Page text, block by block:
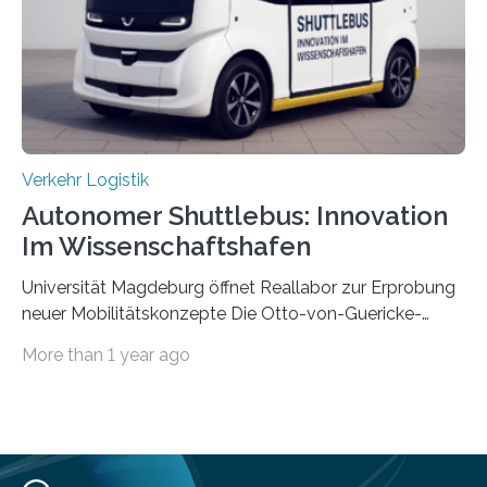
effizienter ist als die zentrale Steuerung. Dafür sucht
das IPH noch Unternehmen, die Interesse daran haben,
am realen Beispiel ihrer Fabrik…
Verkehr Logistik
Autonomer Shuttlebus: Innovation
Im Wissenschaftshafen
Universität Magdeburg öffnet Reallabor zur Erprobung
neuer Mobilitätskonzepte Die Otto-von-Guericke-
Erforschung neuer Mobilitätskonzepte für Sachsen-
Magdeburger Wissenschaftshafen der Einsatz
More than 1 year ago